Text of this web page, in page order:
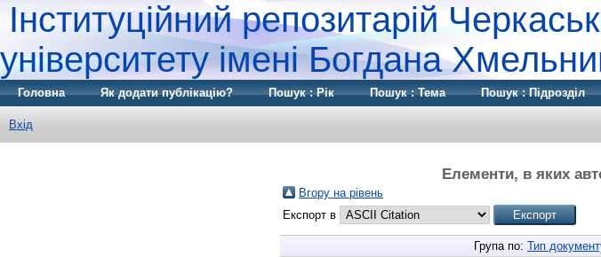
Інституційний репозитарій
університету імені Богдана
Головна Як додати публікацію? Пошук : Рік Пошук : Тема Пошук : Підрозділ
Вхід
Елементи, в яких
Вгору на рівень
Експорт в
Група по: Тип